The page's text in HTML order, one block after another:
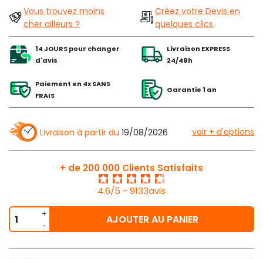
Vous trouvez moins
cher ailleurs ?
Créez votre Devis en
quelques clics
14 JOURS pour changer
d'avis
Livraison EXPRESS
24/48h
Paiement en 4x SANS
FRAIS
Garantie 1 an
Livraison à partir du 19/08/2026 voir + d'options
+ de 200 000 Clients Satisfaits
4.6/5 - 9133avis
AJOUTER AU PANIER